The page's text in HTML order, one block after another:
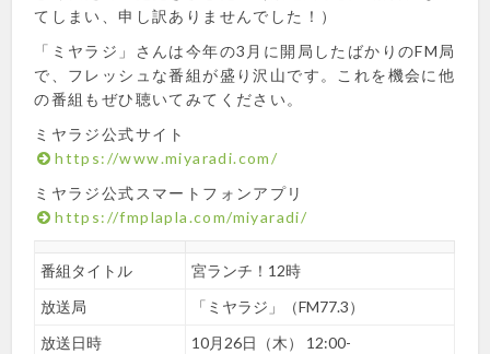
てしまい、申し訳ありませんでした！）
「ミヤラジ」さんは今年の3月に開局したばかりのFM局
で、フレッシュな番組が盛り沢山です。これを機会に他
の番組もぜひ聴いてみてください。
ミヤラジ公式サイト
https://www.miyaradi.com/
ミヤラジ公式スマートフォンアプリ
https://fmplapla.com/miyaradi/
番組タイトル
宮ランチ！12時
放送局
「ミヤラジ」（FM77.3）
放送日時
10月26日（木） 12:00-